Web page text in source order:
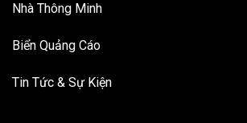
Nhà Thông Minh
Biển Quảng Cáo
Tin Tức & Sự Kiện